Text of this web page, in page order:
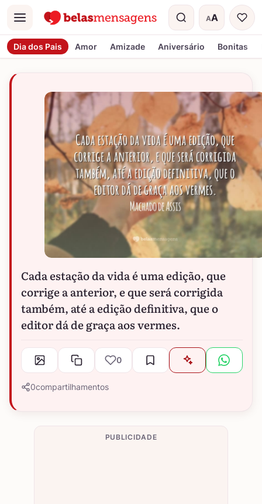
Menu AA
Tamanho do
Dia dos Pais Amor Amizade Aniversário Bonitas
Cada estação da vida é uma edição, que
corrige a anterior, e que será corrigida
também, até a edição definitiva, que o
editor dá de graça aos vermes.
0
0compartilhamentos
PUBLICIDADE